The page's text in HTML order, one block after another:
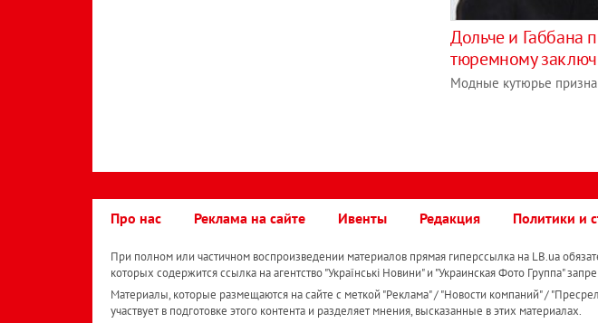
Дольче и Габбана
тюремному
Модные кутюрье
Про нас Реклама на сайте Ивенты Редакция Политики и
При полном или частичном воспроизведении материалов прямая гиперссылка на LB.ua
которых содержится ссылка на агентство "Українськi Новини" и "Украинская Фото Группа"
Материалы, которые размещаются на сайте с меткой "Реклама" / "Новости компаний" /
участвует в подготовке этого контента и разделяет мнения, высказанные в этих материалах.